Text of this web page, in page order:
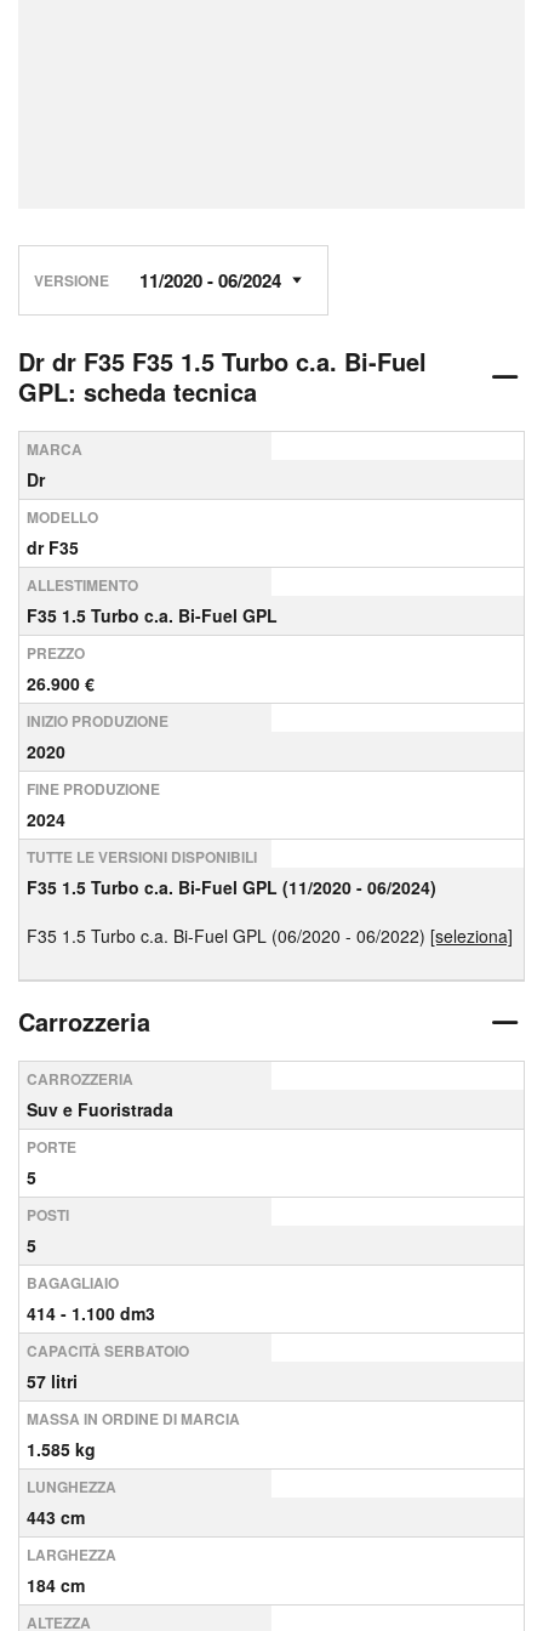
VERSIONE
Dr dr F35 F35 1.5 Turbo c.a. Bi-Fuel
GPL: scheda tecnica
MARCA
Dr
MODELLO
dr F35
ALLESTIMENTO
F35 1.5 Turbo c.a. Bi-Fuel GPL
PREZZO
26.900 €
INIZIO PRODUZIONE
2020
FINE PRODUZIONE
2024
TUTTE LE VERSIONI DISPONIBILI
F35 1.5 Turbo c.a. Bi-Fuel GPL (11/2020 - 06/2024)
F35 1.5 Turbo c.a. Bi-Fuel GPL (06/2020 - 06/2022) [seleziona]
Carrozzeria
CARROZZERIA
Suv e Fuoristrada
PORTE
5
POSTI
5
BAGAGLIAIO
414 - 1.100 dm3
CAPACITÀ SERBATOIO
57 litri
MASSA IN ORDINE DI MARCIA
1.585 kg
LUNGHEZZA
443 cm
LARGHEZZA
184 cm
ALTEZZA